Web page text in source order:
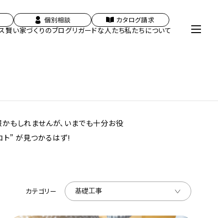
個別相談 カタログ請求
賢い家づくりのブログリガードな人たち私たちについて
もしれませんが、いまでも十分お役
ト” が見つかるはず!
カテゴリー 基礎工事